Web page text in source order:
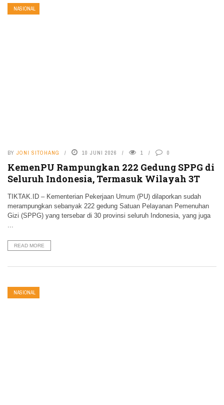
NASIONAL
BY JONI SITOHANG 10 JUNI 2026 1 0
KemenPU Rampungkan 222 Gedung SPPG di
Seluruh Indonesia, Termasuk Wilayah 3T
TIKTAK.ID – Kementerian Pekerjaan Umum (PU) dilaporkan sudah
merampungkan sebanyak 222 gedung Satuan Pelayanan Pemenuhan
Gizi (SPPG) yang tersebar di 30 provinsi seluruh Indonesia, yang juga
...
READ MORE
NASIONAL